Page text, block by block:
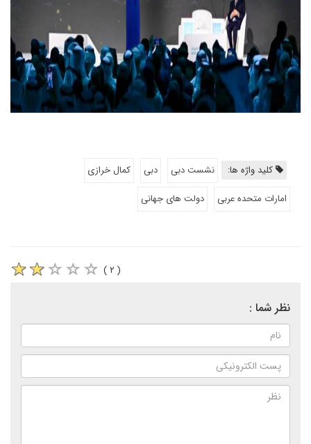
کلید واژه ها: نشست دبی دبی
کمال خرازی
امارات متحده عربی
دولت های جهانی
( ۲ )
نظر شما :